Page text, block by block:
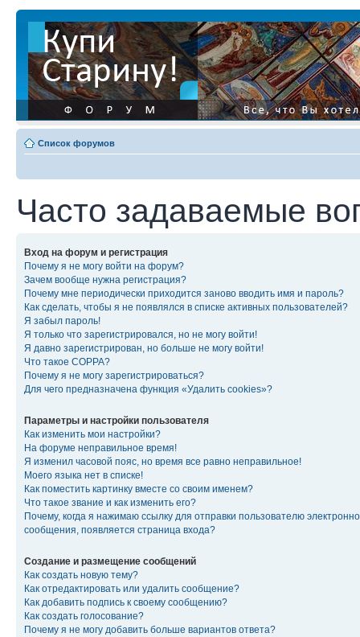
Список форумов
Часто задаваемые
Вход на форум и регистрация
Почему я не могу войти на форум?
Зачем вообще нужна регистрация?
Почему мне периодически приходится заново вводить имя и пароль?
Как сделать, чтобы я не появлялся в списке активных пользователей?
Я забыл пароль!
Я только что зарегистрировался, но не могу войти!
Я давно зарегистрирован, но больше не могу войти!
Что такое COPPA?
Почему я не могу зарегистрироваться?
Для чего предназначена функция «Удалить cookies»?
Параметры и настройки пользователя
Как изменить мои настройки?
На форуме неправильное время!
Я изменил часовой пояс, но время все равно неправильное!
Моего языка нет в списке!
Как поместить картинку вместе со своим именем?
Что такое звание и как изменить его?
Почему, когда я нажимаю ссылку для отправки пользователю
сообщения, появляется страница входа?
Создание и размещение сообщений
Как создать новую тему?
Как отредактировать или удалить сообщение?
Как добавить подпись к своему сообщению?
Как создать голосование?
Почему я не могу добавить больше вариантов ответа?